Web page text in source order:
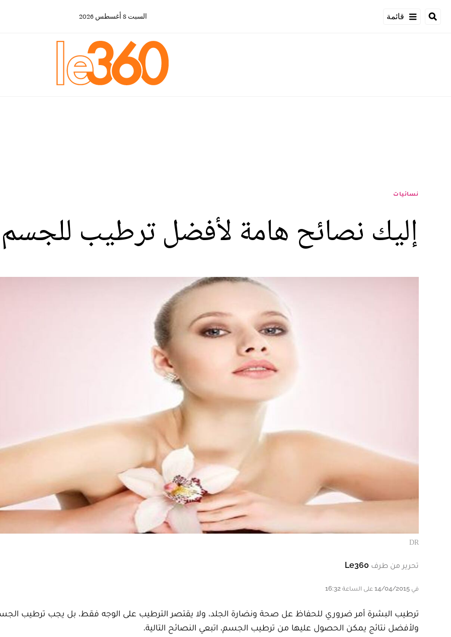
قائمة السبت 8 أغسطس 2026
نسائيات
إليك نصائح هامة لأفضل ترطيب للجسم
DR
تحرير من طرف Le360
في 14/04/2015 على الساعة 16:32
ترطيب البشرة أمر ضروري للحفاظ عل صحة ونضارة الجلد، ولا يقتصر الترطيب على الوجه فقط، بل يجب ترطيب
ولأفضل نتائج يمكن الحصول عليها من ترطيب الجسم، اتبعي النصائح التالية.